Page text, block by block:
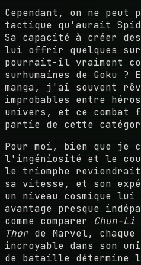
Cependant, on ne
tactique qu'aurait
Sa capacité à créer
lui offrir quelques
pourrait-il vraiment
surhumaines de Goku
manga, j'ai souvent
improbables entre
univers, et ce combat
partie de cette
Pour moi, bien que je
l'ingéniosité et le
le triomphe
sa vitesse, et son
un niveau cosmique lui
avantage presque
comme comparer Chun-Li
Thor de Marvel, chaque
incroyable dans son
de bataille détermine